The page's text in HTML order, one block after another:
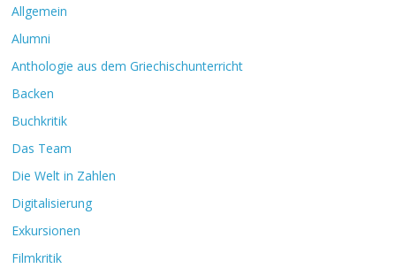
Allgemein
Alumni
Anthologie aus dem Griechischunterricht
Backen
Buchkritik
Das Team
Die Welt in Zahlen
Digitalisierung
Exkursionen
Filmkritik